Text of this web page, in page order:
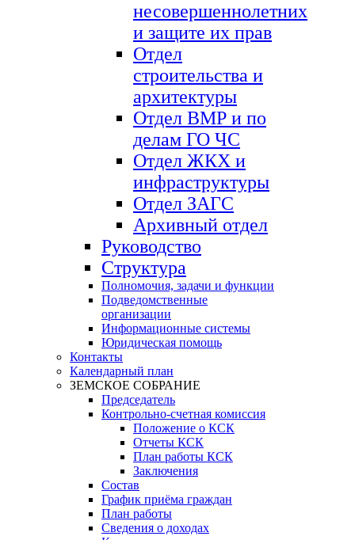
несовершеннолетних
и защите их прав
Отдел
строительства и
архитектуры
Отдел ВМР и по
делам ГО ЧС
Отдел ЖКХ и
инфраструктуры
Отдел ЗАГС
Архивный отдел
Руководство
Структура
Полномочия, задачи и функции
Подведомственные
организации
Информационные системы
Юридическая помощь
Контакты
Календарный план
ЗЕМСКОЕ СОБРАНИЕ
Председатель
Контрольно-счетная комиссия
Положение о КСК
Отчеты КСК
План работы КСК
Заключения
Состав
График приёма граждан
План работы
Сведения о доходах